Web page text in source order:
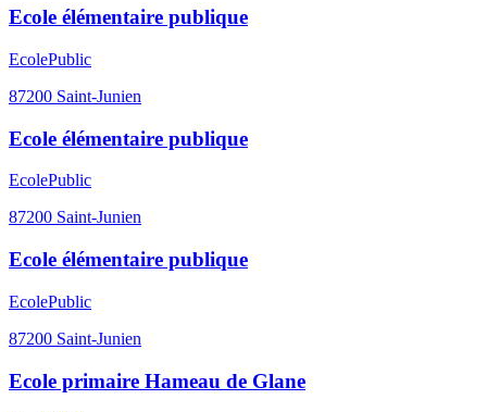
Ecole élémentaire publique
EcolePublic
87200 Saint-Junien
Ecole élémentaire publique
EcolePublic
87200 Saint-Junien
Ecole élémentaire publique
EcolePublic
87200 Saint-Junien
Ecole primaire Hameau de Glane